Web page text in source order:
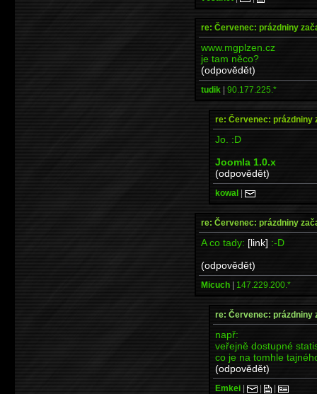
re: Červenec: prázdniny
www.mgplzen.cz
je tam něco?
(odpovědět)
tudik | 90.177.225.*
re: Červenec: prázdniny
Jo. :D
Joomla 1.0.x
(odpovědět)
kowal |
re: Červenec: prázdniny
A co tady: [link] :-D
(odpovědět)
Micuch | 147.229.200.*
re: Červenec: prázdniny
např:
veřejně dostupné
co je na tomhle
(odpovědět)
Emkei | | |